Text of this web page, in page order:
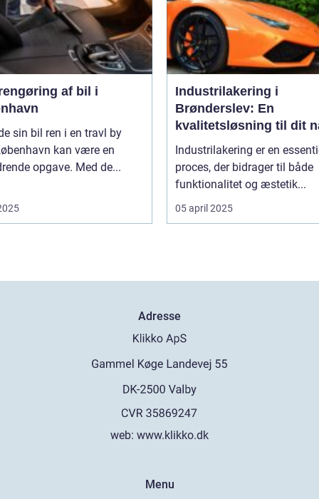
af bil i
sin bil ren i en travl by
kan være en
opgave. Med de...
Industrilakering i
Brønderslev: En
kvalitetsløsning til dit
projekt
Industrilakering er en
proces, der bidrager til både
funktionalitet og æstetik...
05 april 2025
Adresse
web: www.klikko.dk
Menu